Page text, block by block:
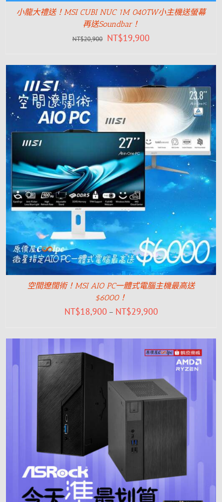
小龍大禮送！MSI CUBI NUC 1M 040TW小主機送螢幕
再送Soundbar！
NT$20,900 NT$19,900
空間遼闊術！MSI AIO PC一體式電腦主機最高送
$6000！
NT$18,900 – NT$29,900